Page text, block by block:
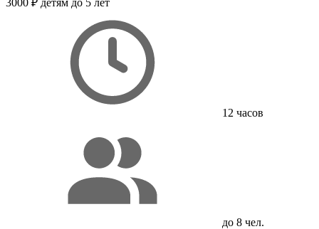
12 часов
до 8 чел.